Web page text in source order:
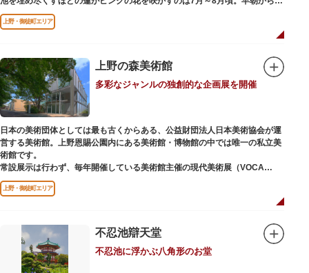
前のみ開花するので、シーズン中は多くの観光客が朝早くから池を訪れま
す。綺麗な蓮の花を近くから観察できるデッキを散歩しながら朝の不忍池を
から池を眺めれば、新しい発見ができるかもしれません。また、「鵜の池」
にはマガモ・オナガガモなどたくさんの鴨や渡り鳥が訪れます。大都会の中
でバードウォッチングができる珍しいスポットです。
ファミリーで、カップルで、または一人でゆったりと、思い思いの時間をお
過ごしください。
上野・御徒町エリア
上野の森美術館
多彩なジャンルの独創的な企画展を開催
日本の美術団体としては最も古くからある、公益財団法人日本美術協会が運
営する美術館。上野恩賜公園内にある美術館・博物館の中では唯一の私立美
術館です。
常設展示は行わず、毎年開催している美術館主催の現代美術展（VOCA
展）、公募展（上野の森美術館大賞展、日本の自然を描く展）のほか、マン
ガから書展にいたるまで定期的に多彩なジャンルの独創的な企画展を開催し
別館の1階には、小企画展などの開催もできる上野の森美術館ギャラリー、
そして、3階には上野の森アートスクールが設置され、初心者から熟練者を
対象とした油彩・アクリル、水彩、日本画のクラスや、週末に受講できる単
発講座などを開催しています。
上野・御徒町エリア
不忍池辯天堂
不忍池に浮かぶ八角形のお堂